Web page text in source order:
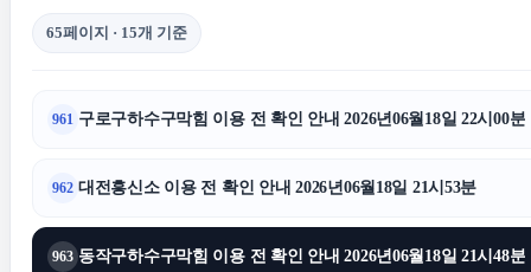
이혼전문변호사 수원피
65페이지 · 15개 기준
961 구로구하수구막힘 이용 전 확인 안내 2026년06월18일 22시00분
962 대전흥신소 이용 전 확인 안내 2026년06월18일 21시53분
963 동작구하수구막힘 이용 전 확인 안내 2026년06월18일 21시48분